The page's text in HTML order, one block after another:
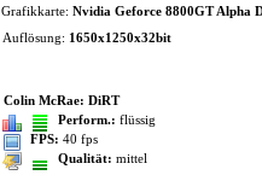
Grafikkarte: Nvidia Geforce 8800GT Alpha
Auflösung: 1650x1250x32bit
Colin McRae: DiRT
Perform.: flüssig
FPS: 40 fps
Qualität: mittel